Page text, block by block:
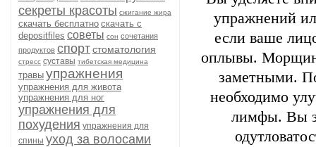
секреты красоты сжигание жира
скачать бесплатно скачать с
depositfiles советы сон сочетания
продуктов спортстоматология
стресс суставы тибетская медицина
травы упражнения
упражнения для живота
упражнения для ног
упражнения для
похудения упражнения для
спины уход за волосами
упражнений
если ваше
оплывы.
заметными.
необходимо
лимфы. Вы